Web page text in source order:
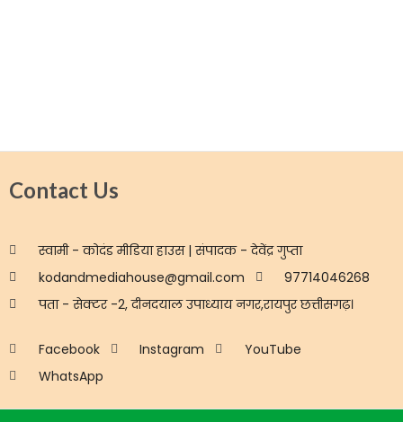
Contact Us
स्वामी - कोदंड मीडिया हाउस | संपादक - देवेंद्र गुप्ता
kodandmediahouse@gmail.com
97714046268
पता - सेक्टर -2, दीनदयाल उपाध्याय नगर,रायपुर छत्तीसगढ़।
Facebook Instagram
YouTube
WhatsApp